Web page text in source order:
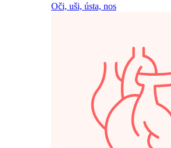
Oči, uši, ústa, nos